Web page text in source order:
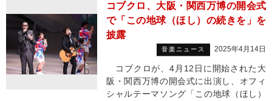
コブクロ、大阪・関西万博の開会式
で「この地球（ほし）の続きを」を
披露
音楽ニュース 2025年4月14日
コブクロが、4月12日に開始された大
阪・関西万博の開会式に出演し、オフィ
シャルテーマソング「この地球（ほし）